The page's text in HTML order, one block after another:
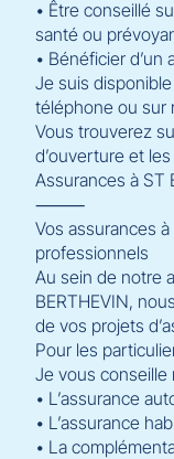
• Être conseillé
santé ou
• Bénéficier
Je suis
téléphone ou sur
Vous trouverez
d’ouverture et
Assurances à ST
⸻
Vos assurances
professionnels
Au sein de notre
BERTHEVIN,
de vos projets
Pour les
Je vous conseille
• L’assurance
• L’assurance
• La